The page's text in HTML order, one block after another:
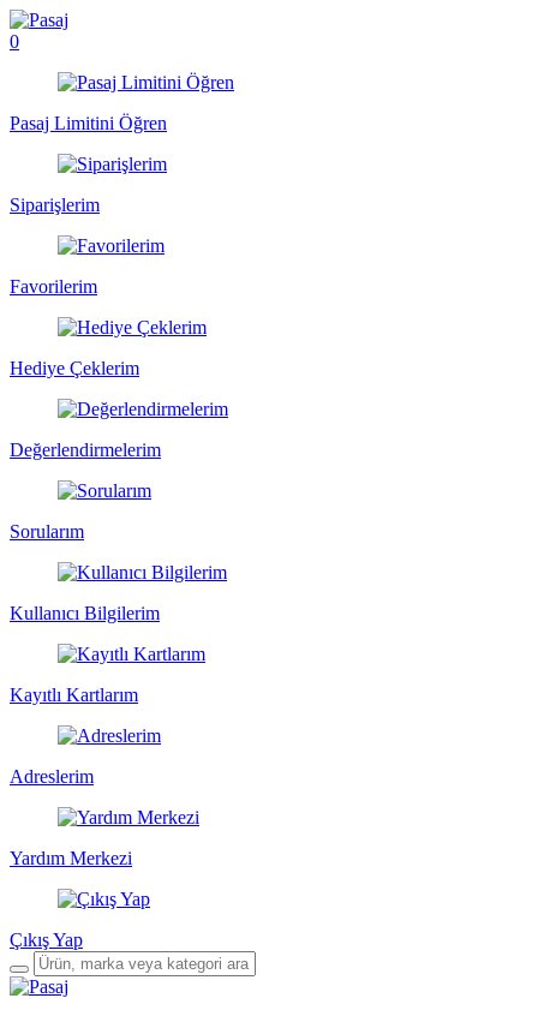
0
Pasaj Limitini Öğren
Siparişlerim
Favorilerim
Hediye Çeklerim
Değerlendirmelerim
Sorularım
Kullanıcı Bilgilerim
Kayıtlı Kartlarım
Adreslerim
Yardım Merkezi
Çıkış Yap